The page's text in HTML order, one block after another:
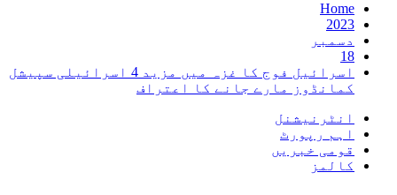
Home
2023
دسمبر
18
اسرائیل فوج کا غزہ میں مزید 4 اسرائیلی سپیشل
کمانڈوز مارے جانے کا اعتراف
انٹرنیشنل
اہم رپورٹ
قومی خبریں
کالمز